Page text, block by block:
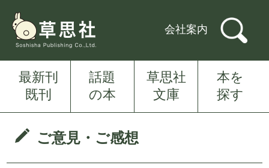
会社案内
最新刊
既刊
話題
の本
草思社
文庫
本を
探す
ご意見・ご感想